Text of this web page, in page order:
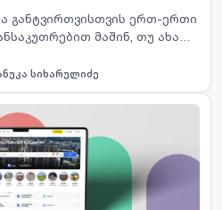
განტვირთვისთვის ერთ-ერთი
მაშინ, თუ ახალ
სიმშვიდე და
სიხარულიძე